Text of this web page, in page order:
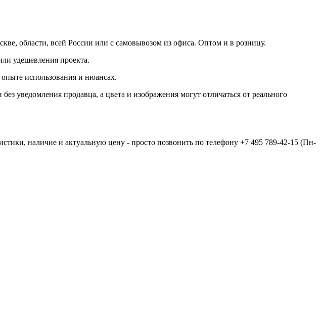
области, всей России или с самовывозом из офиса. Оптом и в розницу.
удешевления проекта.
использования и нюансах.
уведомления продавца, а цвета и изображения могут отличаться от реального
наличие и актуальную цену - просто позвонить по телефону +7 495 789-42-15 (Пн-